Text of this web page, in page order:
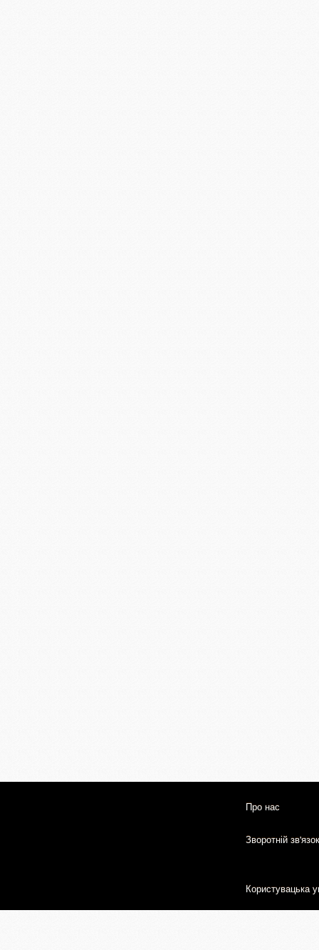
Про нас
Зворотній зв'язок
Користувацька